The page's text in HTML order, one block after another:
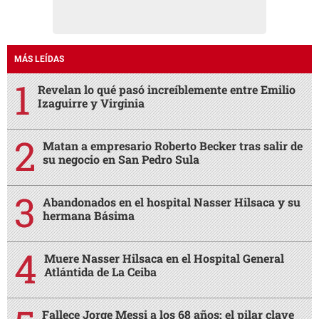
MÁS LEÍDAS
Revelan lo qué pasó increíblemente entre Emilio
Izaguirre y Virginia
Matan a empresario Roberto Becker tras salir de
su negocio en San Pedro Sula
Abandonados en el hospital Nasser Hilsaca y su
hermana Básima
Muere Nasser Hilsaca en el Hospital General
Atlántida de La Ceiba
Fallece Jorge Messi a los 68 años: el pilar clave